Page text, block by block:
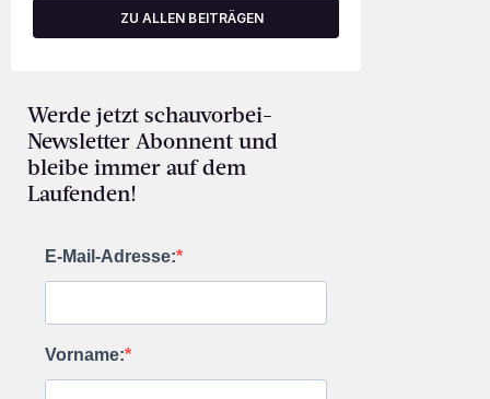
ZU ALLEN BEITRÄGEN
Werde jetzt schauvorbei-
Newsletter Abonnent und
bleibe immer auf dem
Laufenden!
E-Mail-Adresse:
Vorname: